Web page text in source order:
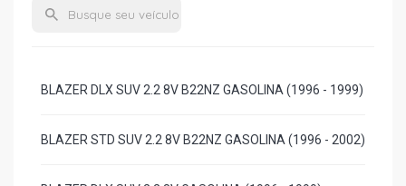
BLAZER DLX SUV 2.2 8V B22NZ GASOLINA (1996 - 1999)
BLAZER STD SUV 2.2 8V B22NZ GASOLINA (1996 - 2002)